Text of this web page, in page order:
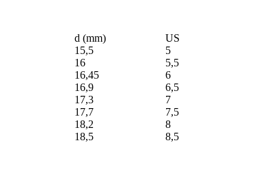
d (mm)
US
15,5
5
16
5,5
16,45
6
16,9
6,5
17,3
7
17,7
7,5
18,2
8
18,5 8,5